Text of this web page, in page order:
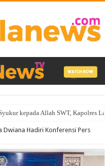
kepada Allah SWT, Kapolres
Dwiana Hadiri Konferensi Pers